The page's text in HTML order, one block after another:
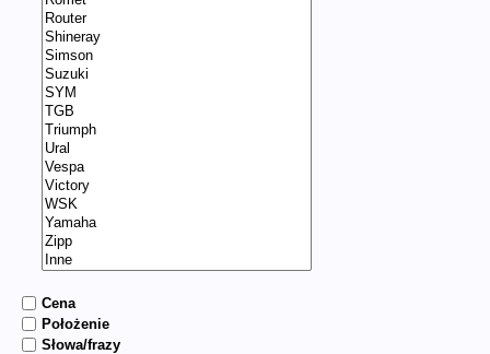
Cena
Położenie
Słowa/frazy